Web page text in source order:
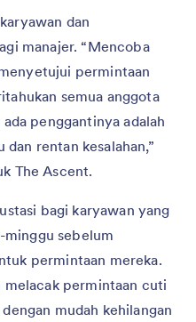
dan
manajer. “Mencoba
permintaan
semua anggota
penggantinya adalah
rentan kesalahan,”
The Ascent.
bagi karyawan yang
sebelum
permintaan mereka.
melacak permintaan cuti
mudah kehilangan